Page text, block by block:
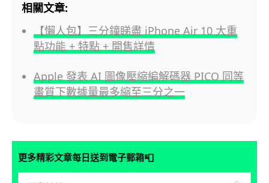
相關文章:
【懶人包】三分鐘睇盡 iPhone Air 10 大重
點功能 + 特點 + 開售詳情
Apple 發表 AI 圖像壓縮編解碼器 PICO 同等
畫質下數據量最多縮至三分之一
更多精彩文章每日送到電子郵箱📮